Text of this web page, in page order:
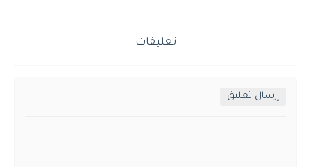
تعليقات
إرسال تعليق